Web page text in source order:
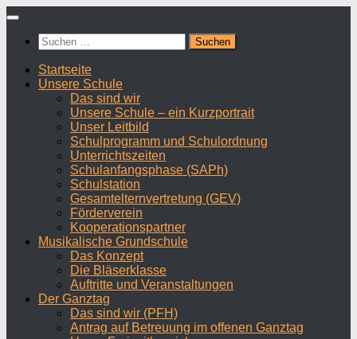
Zum
springenSuchen
nach:
Startseite
Unsere Schule
Das sind wir
Unsere Schule – ein Kurzportrait
Unser Leitbild
Schulprogramm und Schulordnung
Unterrichtszeiten
Schulanfangsphase (SAPh)
Schulstation
Gesamtelternvertretung (GEV)
Förderverein
Kooperationspartner
Musikalische Grundschule
Das Konzept
Die Bläserklasse
Auftritte und Veranstaltungen
Der Ganztag
Das sind wir (PFH)
Antrag auf Betreuung im offenen Ganztag